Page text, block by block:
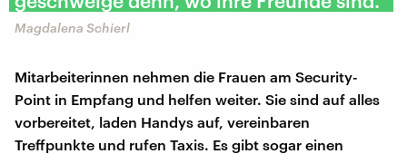
Magdalena Schierl
Mitarbeiterinnen nehmen die Frauen am Security-
Point in Empfang und helfen weiter. Sie sind auf alles
vorbereitet, laden Handys auf, vereinbaren
Treffpunkte und rufen Taxis. Es gibt sogar einen